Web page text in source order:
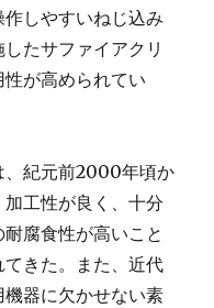
しやすいねじ込み
たサファイアクリ
が高められてい
、紀元前2000年頃か
工性が良く、十分
腐食性が高いこと
きた。また、近代
器に欠かせない素